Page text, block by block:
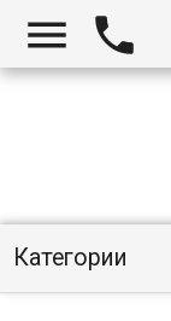
 
Категории